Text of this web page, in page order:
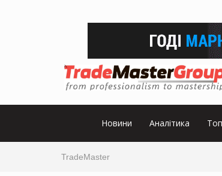
Новини Аналітика
TradeMaster